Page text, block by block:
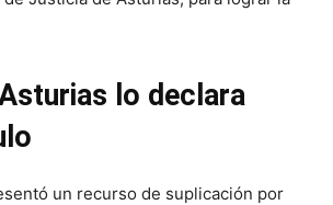
lo declara
un recurso de suplicación por